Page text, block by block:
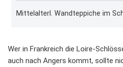
Mittelalterl. Wandteppiche im
Wer in Frankreich die Loire-
auch nach Angers kommt, sollte